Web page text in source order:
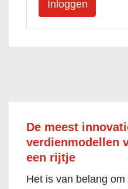
De meest
verdienmodellen
een rijtje
Het is van belang